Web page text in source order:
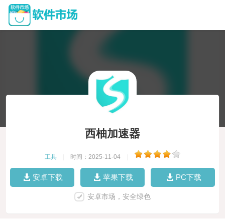
西柚加速器
工具 时间：2025-11-04
安卓下载 苹果下载 PC下载
安卓市场，安全绿色